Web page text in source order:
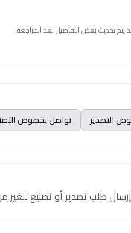
يتم تحديث بعض التفاصيل بعد المراجعة.
التصدير تواصل بخصوص
طلب تصدير أو تصنيع للغير من